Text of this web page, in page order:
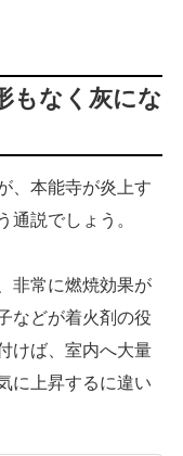
もなく灰にな
、本能寺が炎上す
通説でしょう。
非常に燃焼効果が
などが着火剤の役
けば、室内へ大量
に上昇するに違い